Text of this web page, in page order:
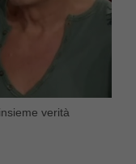
verità